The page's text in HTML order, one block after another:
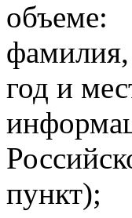
объеме:
фамилия,
год и
пункт);